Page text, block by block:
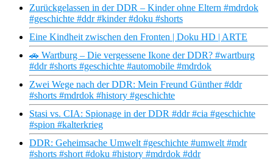
Zurückgelassen in der DDR – Kinder ohne Eltern #mdrdok
#geschichte #ddr #kinder #doku #shorts
Eine Kindheit zwischen den Fronten | Doku HD | ARTE
🚗 Wartburg – Die vergessene Ikone der DDR? #wartburg
#ddr #shorts #geschichte #automobile #mdrdok
Zwei Wege nach der DDR: Mein Freund Günther #ddr
#shorts #mdrdok #history #geschichte
Stasi vs. CIA: Spionage in der DDR #ddr #cia #geschichte
#spion #kalterkrieg
DDR: Geheimsache Umwelt #geschichte #umwelt #mdr
#shorts #short #doku #history #mdrdok #ddr